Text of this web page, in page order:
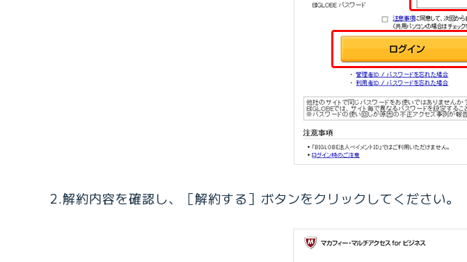
2.解約内容を確認し、［解約する］ボタンをクリックしてください。